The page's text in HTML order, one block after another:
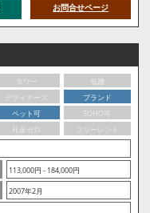
お問合せページ
タワー
低層
デザイナーズ
ブランド
ペット可
SOHO可
礼金ゼロ
フリーレント
113,000円 - 184,000円
2007年2月